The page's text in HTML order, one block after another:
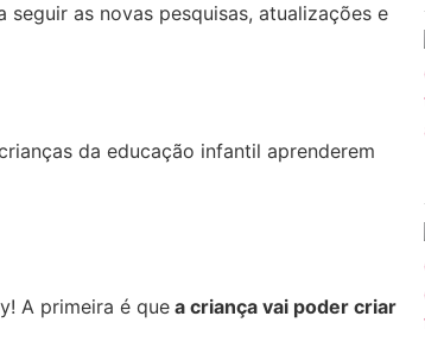
seguir as novas pesquisas, atualizações e
da educação infantil aprenderem
A primeira é que a criança vai poder criar